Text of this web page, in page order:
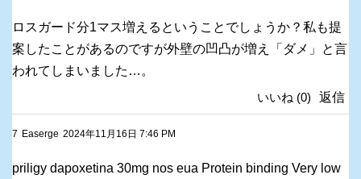
ロスガード分1マス増えるということでしょうか？私も提
案したことがあるのですが外壁の凹凸が増え「ダメ」と言
われてしまいました…。
返信
いいね (0)
7 Easerge 2024年11月16日 7:46 PM
priligy dapoxetina 30mg nos eua Protein binding Very low